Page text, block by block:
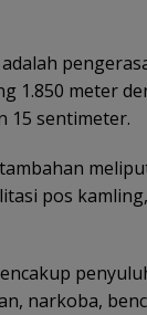
1.850 meter
15 sentimeter.
pos
narkoba,